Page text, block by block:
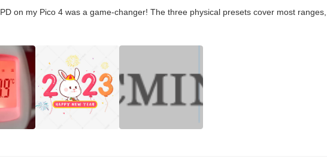
on my Pico 4 was a game-changer! The three physical presets cover most